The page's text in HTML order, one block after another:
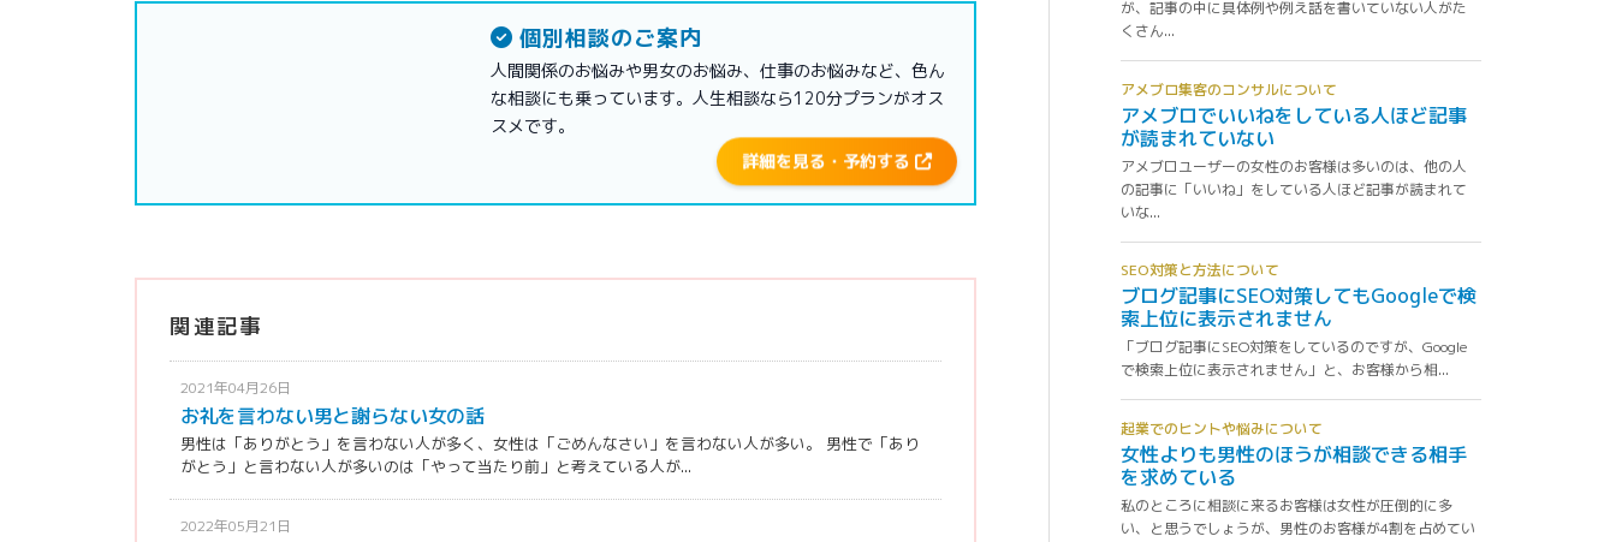
個別相談のご案内
人間関係のお悩みや男女のお悩み、仕事のお悩みなど、色ん
な相談にも乗っています。人生相談なら120分プランがオス
スメです。
詳細を見る・予約する
関連記事
2021年04月26日
お礼を言わない男と謝らない女の話
男性は「ありがとう」を言わない人が多く、女性は「ごめんなさい」を言わない人が多い。 男性で「あり
がとう」と言わない人が多いのは「やって当たり前」と考えている人が...
2022年05月21日